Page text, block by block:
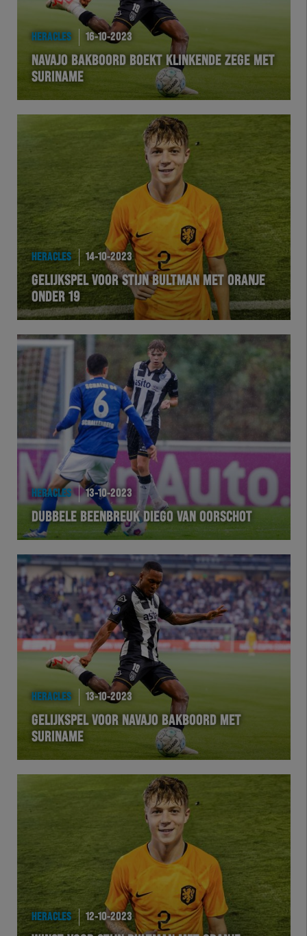
HERACLES 16-10-2023
NAVAJO BAKBOORD BOEKT KLINKENDE ZEGE MET
SURINAME
HERACLES 14-10-2023
GELIJKSPEL VOOR STIJN BULTMAN MET ORANJE
ONDER 19
HERACLES 13-10-2023
DUBBELE BEENBREUK DIEGO VAN OORSCHOT
HERACLES 13-10-2023
GELIJKSPEL VOOR NAVAJO BAKBOORD MET
SURINAME
HERACLES 12-10-2023